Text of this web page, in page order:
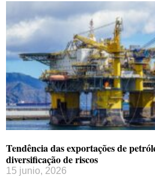
Tendência das exportações de
diversificação de riscos
15 junio, 2026